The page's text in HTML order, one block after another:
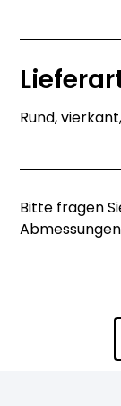
Rund,
Bitte fragen